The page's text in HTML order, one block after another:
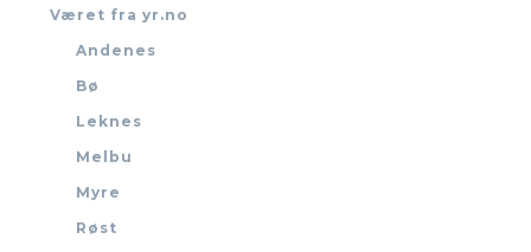
Været fra yr.no
Andenes
Bø
Leknes
Melbu
Myre
Røst